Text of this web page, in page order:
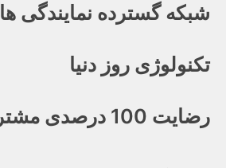
شبکه گسترده نمایندگی ها
تکنولوژی روز دنیا
رضایت 100 درصدی مشتریان